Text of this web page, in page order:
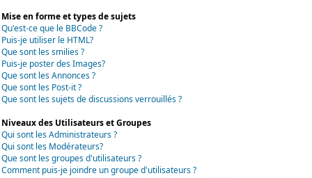
Mise en forme et types de sujets
Qu'est-ce que le BBCode ?
Puis-je utiliser le HTML?
Que sont les smilies ?
Puis-je poster des Images?
Que sont les Annonces ?
Que sont les Post-it ?
Que sont les sujets de discussions verrouillés ?
Niveaux des Utilisateurs et Groupes
Qui sont les Administrateurs ?
Qui sont les Modérateurs?
Que sont les groupes d'utilisateurs ?
Comment puis-je joindre un groupe d'utilisateurs ?